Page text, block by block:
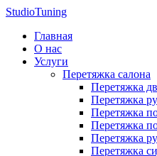
StudioTuning
Главная
О нас
Услуги
Перетяжка салона
Перетяжка
Перетяжка
Перетяжка
Перетяжка
Перетяжка
Перетяжка